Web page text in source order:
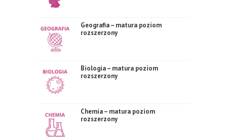
Geografia – matura poziom
rozszerzony
Biologia – matura poziom
rozszerzony
Chemia – matura poziom
rozszerzony